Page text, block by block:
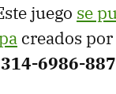
juego se
creados
6986-